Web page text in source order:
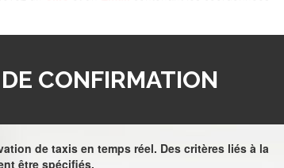
CONFIRMATION
de taxis en temps réel. Des critères liés à la
être spécifiés.